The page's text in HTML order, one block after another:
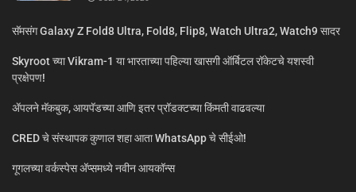
सॅमसंग Galaxy Z Fold8 Ultra, Fold8, Flip8, Watch Ultra2, Watch9 सादर
Skyroot च्या Vikram-1 या भारताच्या पहिल्या खासगी ऑर्बिटल रॉकेटचे यशस्वी
प्रक्षेपण!
ॲपलने मॅकबुक, आयपॅडच्या आणि इतर प्रॉडक्टच्या किंमती वाढवल्या
CRED चे संस्थापक कुणाल शहा आता WhatsApp चे सीईओ!
गूगलच्या वर्कस्पेस अ‍ॅप्समध्ये नवीन आयकॉन्स